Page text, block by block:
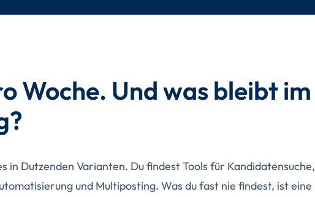
Woche. Und was bleibt im
in Dutzenden Varianten. Du findest Tools für Kandidatensuche,
und Multiposting. Was du fast nie findest, ist eine